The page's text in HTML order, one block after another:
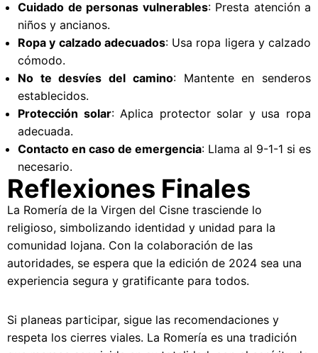
Cuidado de personas vulnerables: Presta atención a
niños y ancianos.
Ropa y calzado adecuados: Usa ropa ligera y calzado
cómodo.
No te desvíes del camino: Mantente en senderos
establecidos.
Protección solar: Aplica protector solar y usa ropa
adecuada.
Contacto en caso de emergencia: Llama al 9-1-1 si es
necesario.
Reflexiones Finales
La Romería de la Virgen del Cisne trasciende lo
religioso, simbolizando identidad y unidad para la
comunidad lojana. Con la colaboración de las
autoridades, se espera que la edición de 2024 sea una
experiencia segura y gratificante para todos.
Si planeas participar, sigue las recomendaciones y
respeta los cierres viales. La Romería es una tradición